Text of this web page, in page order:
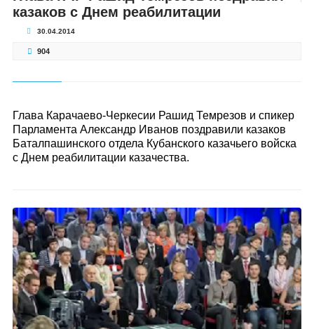
казаков с Днем реабилитации
30.04.2014
904
Глава Карачаево-Черкесии Рашид Темрезов и спикер
Парламента Александр Иванов поздравили казаков
Баталпашинского отдела Кубанского казачьего войска
с Днем реабилитации казачества.